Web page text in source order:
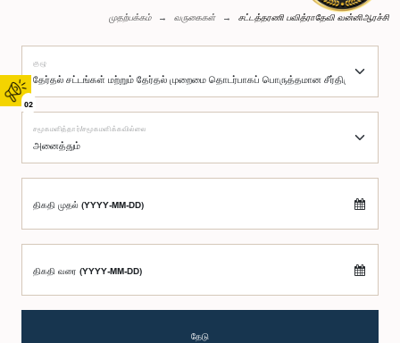
02
முதற்பக்கம் வருகைகள் சட்டத்தரணி பவித்ராதேவி வன்னிஆரச்சி
குழு
சமூகமளித்தார்/சமூகமளிக்கவில்லை
திகதி முதல் (YYYY-MM-DD)
திகதி வரை (YYYY-MM-DD)
தேடு